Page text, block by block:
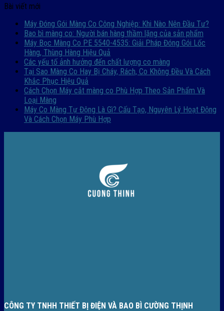
Bài viết mới
Máy Đóng Gói Màng Co Công Nghiệp: Khi Nào Nên Đầu Tư?
Bao bì màng co: Người bán hàng thầm lặng của sản phẩm
Máy Bọc Màng Co PE 5540-4535: Giải Pháp Đóng Gói Lốc
Hàng, Thùng Hàng Hiệu Quả
Các yếu tố ảnh hưởng đến chất lượng co màng
Tại Sao Màng Co Hay Bị Cháy, Rách, Co Không Đều Và Cách
Khắc Phục Hiệu Quả
Cách Chọn Máy cắt màng co Phù Hợp Theo Sản Phẩm Và
Loại Màng
Máy Co Màng Tự Động Là Gì? Cấu Tạo, Nguyên Lý Hoạt Động
Và Cách Chọn Máy Phù Hợp
CÔNG TY TNHH THIẾT BỊ ĐIỆN VÀ BAO BÌ CƯỜNG THỊNH